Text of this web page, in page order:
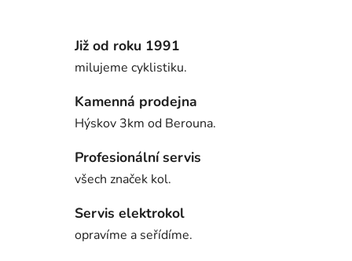
Již od roku 1991
milujeme cyklistiku.
Kamenná prodejna
Hýskov 3km od Berouna.
Profesionální servis
všech značek kol.
Servis elektrokol
opravíme a seřídíme.